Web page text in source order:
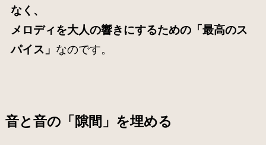
なく、
メロディを大人の響きにするための「最高のス
パイス」 なのです。
音と音の「隙間」を埋める